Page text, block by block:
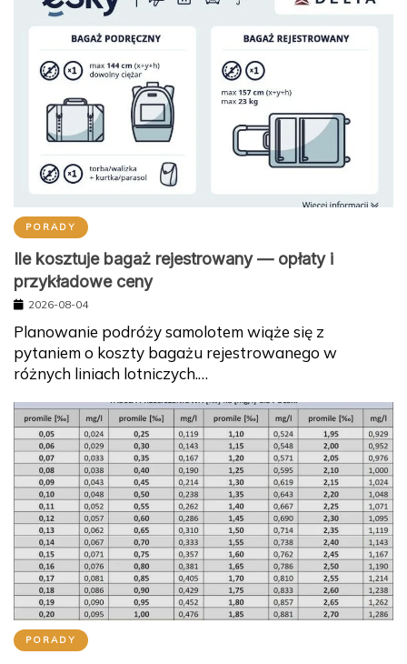
PORADY
Ile kosztuje bagaż rejestrowany — opłaty i
przykładowe ceny
2026-08-04
Planowanie podróży samolotem wiąże się z
pytaniem o koszty bagażu rejestrowanego w
różnych liniach lotniczych.…
PORADY